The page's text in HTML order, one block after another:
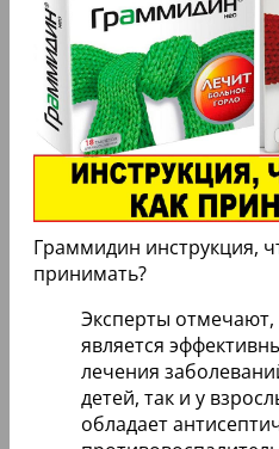
Граммидин инструкция,
принимать?
Эксперты
является
лечения
детей, так и у
обладает